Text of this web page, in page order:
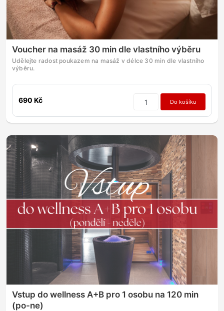
Voucher na masáž 30 min dle vlastního výběru
Udělejte radost poukazem na masáž v délce 30 min dle vlastního
výběru.
690 Kč Do košíku
Vstup do wellness A+B pro 1 osobu na 120 min
(po-ne)